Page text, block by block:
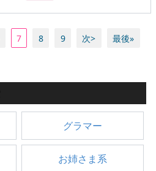
7 8 9 次> 最後»
グラマー
お姉さま系